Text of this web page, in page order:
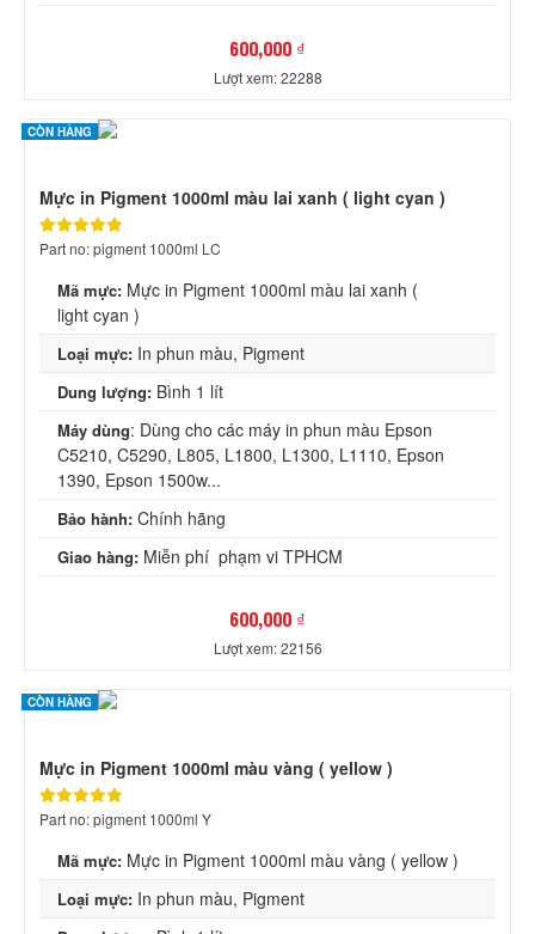
600,000 ₫
Lượt xem: 22288
CÒN HÀNG
Mực in Pigment 1000ml màu lai xanh ( light cyan )
Part no: pigment 1000ml LC
Mã mực: Mực in Pigment 1000ml màu lai xanh (
light cyan )
Loại mực: In phun màu, Pigment
Dung lượng: Bình 1 lít
Máy dùng: Dùng cho các máy in phun màu Epson
C5210, C5290, L805, L1800, L1300, L1110, Epson
1390, Epson 1500w...
Bảo hành: Chính hãng
Giao hàng: Miễn phí phạm vi TPHCM
600,000 ₫
Lượt xem: 22156
CÒN HÀNG
Mực in Pigment 1000ml màu vàng ( yellow )
Part no: pigment 1000ml Y
Mã mực: Mực in Pigment 1000ml màu vàng ( yellow )
Loại mực: In phun màu, Pigment